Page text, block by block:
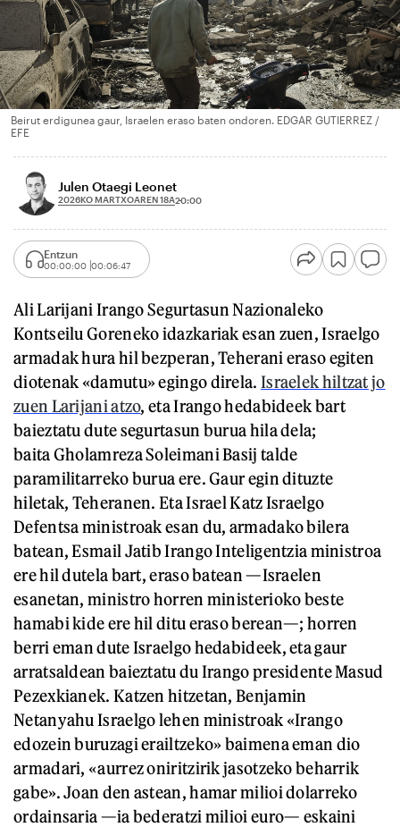
Beirut erdigunea gaur, Israelen eraso baten ondoren. EDGAR GUTIERREZ /
EFE
Julen Otaegi Leonet
2026KO MARTXOAREN 18A20:00
Entzun
00:00:00 00:06:47
Ali Larijani Irango Segurtasun Nazionaleko
Kontseilu Goreneko idazkariak esan zuen, Israelgo
armadak hura hil bezperan, Teherani eraso egiten
diotenak «damutu» egingo direla. Israelek hiltzat jo
zuen Larijani atzo, eta Irango hedabideek bart
baieztatu dute segurtasun burua hila dela;
baita Gholamreza Soleimani Basij talde
paramilitarreko burua ere. Gaur egin dituzte
hiletak, Teheranen. Eta Israel Katz Israelgo
Defentsa ministroak esan du, armadako bilera
batean, Esmail Jatib Irango Inteligentzia ministroa
ere hil dutela bart, eraso batean —Israelen
esanetan, ministro horren ministerioko beste
hamabi kide ere hil ditu eraso berean—; horren
berri eman dute Israelgo hedabideek, eta gaur
arratsaldean baieztatu du Irango presidente Masud
Pezexkianek. Katzen hitzetan, Benjamin
Netanyahu Israelgo lehen ministroak «Irango
edozein buruzagi erailtzeko» baimena eman dio
armadari, «aurrez oniritzirik jasotzeko beharrik
gabe». Joan den astean, hamar milioi dolarreko
ordainsaria —ia bederatzi milioi euro— eskaini